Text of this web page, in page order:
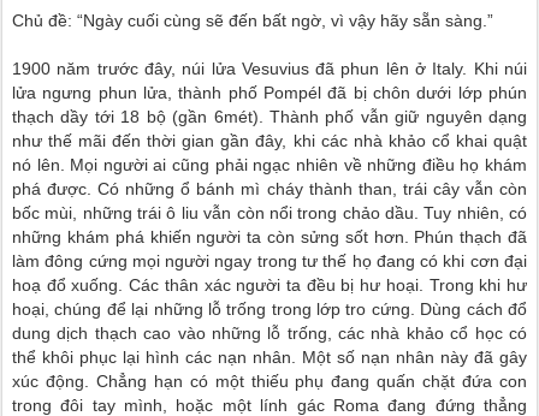
Chủ đề: “Ngày cuối cùng sẽ đến bất ngờ, vì vậy hãy sẵn sàng.”
1900 năm trước đây, núi lửa Vesuvius đã phun lên ở Italy. Khi núi
lửa ngưng phun lửa, thành phố Pompél đã bị chôn dưới lớp phún
thạch dầy tới 18 bộ (gần 6mét). Thành phố vẫn giữ nguyên dạng
như thế mãi đến thời gian gần đây, khi các nhà khảo cổ khai quật
nó lên. Mọi người ai cũng phải ngạc nhiên về những điều họ khám
phá được. Có những ổ bánh mì cháy thành than, trái cây vẫn còn
bốc mùi, những trái ô liu vẫn còn nổi trong chảo dầu. Tuy nhiên, có
những khám phá khiến người ta còn sửng sốt hơn. Phún thạch đã
làm đông cứng mọi người ngay trong tư thế họ đang có khi cơn đại
hoạ đổ xuống. Các thân xác người ta đều bị hư hoại. Trong khi hư
hoại, chúng để lại những lỗ trống trong lớp tro cứng. Dùng cách đổ
dung dịch thạch cao vào những lỗ trống, các nhà khảo cổ học có
thể khôi phục lại hình các nạn nhân. Một số nạn nhân này đã gây
xúc động. Chẳng hạn có một thiếu phụ đang quấn chặt đứa con
trong đôi tay mình, hoặc một lính gác Roma đang đứng thẳng